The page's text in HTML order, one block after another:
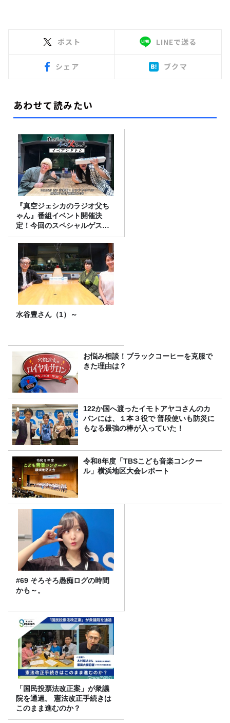
ポスト LINEで送る
シェア ブクマ
あわせて読みたい
『真空ジェシカのラジオ父ち
ゃん』番組イベント開催決
定！今回のスペシャルゲスト
は、タカアンドトシ！
水谷豊さん（1）～
お悩み相談！ブラックコーヒーを克服で
きた理由は？
122か国へ渡ったイモトアヤコさんのカ
バンには、１本３役で 普段使いも防災に
もなる最強の棒が入っていた！
令和8年度「TBSこども音楽コンクー
ル」横浜地区大会レポート
#69 そろそろ愚痴ログの時間
かも～。
「国民投票法改正案」が衆議
院を通過。 憲法改正手続きは
このまま進むのか？